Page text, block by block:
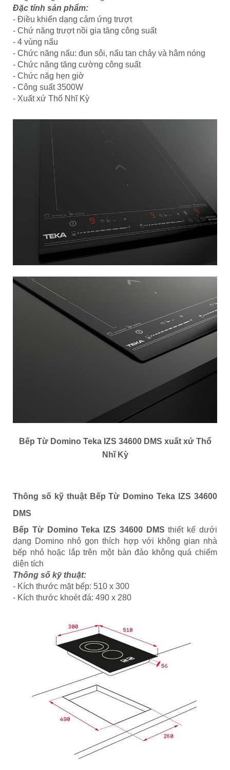
Đặc tính sản phẩm:
- Điều khiển dạng cảm ứng trượt
- Chứ năng trượt nồi gia tăng công suất
- 4 vùng nấu
- Chức năng nấu: đun sôi, nấu tan chảy và hâm nóng
- Chức năng tăng cường công suất
- Chức năg hẹn giờ
- Công suất 3500W
- Xuất xứ Thổ Nhĩ Kỳ
Bếp Từ Domino Teka IZS 34600 DMS xuất xứ Thổ
Nhĩ Kỳ
Thông số kỹ thuật Bếp Từ Domino Teka IZS 34600
DMS
Bếp Từ Domino Teka IZS 34600 DMS thiết kế dưới
dạng Domino nhỏ gọn thích hợp với không gian nhà
bếp nhỏ hoặc lắp trên một bàn đảo không quá chiếm
diện tích
Thông số kỹ thuật:
- Kích thước mặt bếp: 510 x 300
- Kích thước khoét đá: 490 x 280